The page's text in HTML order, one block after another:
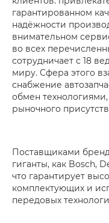
гарантированном
надёжности
внимательном
во всех
сотрудничает с 18
миру. Сфера этого
снабжение
обмен
рыночного
Поставщиками
гиганты, как Bosch,
что гарантирует
комплектующих и
передовых